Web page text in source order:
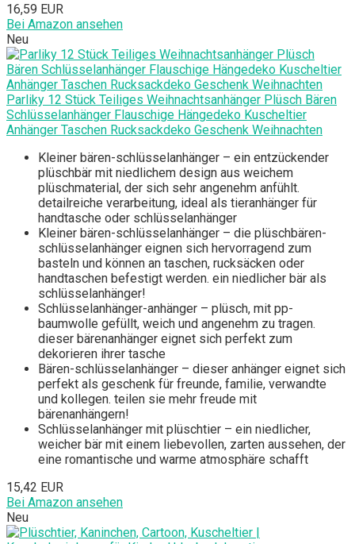
16,59 EUR
Bei Amazon ansehen
Neu
Parliky 12 Stück Teiliges Weihnachtsanhänger Plüsch Bären
Schlüsselanhänger Flauschige Hängedeko Kuscheltier
Anhänger Taschen Rucksackdeko Geschenk Weihnachten
Kleiner bären-schlüsselanhänger – ein entzückender
plüschbär mit niedlichem design aus weichem
plüschmaterial, der sich sehr angenehm anfühlt.
detailreiche verarbeitung, ideal als tieranhänger für
handtasche oder schlüsselanhänger
Kleiner bären-schlüsselanhänger – die plüschbären-
schlüsselanhänger eignen sich hervorragend zum
basteln und können an taschen, rucksäcken oder
handtaschen befestigt werden. ein niedlicher bär als
schlüsselanhänger!
Schlüsselanhänger-anhänger – plüsch, mit pp-
baumwolle gefüllt, weich und angenehm zu tragen.
dieser bärenanhänger eignet sich perfekt zum
dekorieren ihrer tasche
Bären-schlüsselanhänger – dieser anhänger eignet sich
perfekt als geschenk für freunde, familie, verwandte
und kollegen. teilen sie mehr freude mit
bärenanhängern!
Schlüsselanhänger mit plüschtier – ein niedlicher,
weicher bär mit einem liebevollen, zarten aussehen, der
eine romantische und warme atmosphäre schafft
15,42 EUR
Bei Amazon ansehen
Neu